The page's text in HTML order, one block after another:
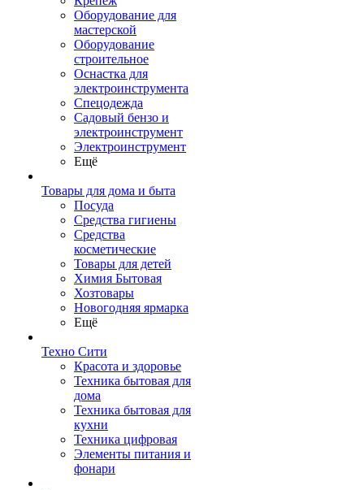
Оборудование для
мастерской
Оборудование
строительное
Оснастка для
электроинструмента
Спецодежда
Садовый бензо и
электроинструмент
Электроинструмент
Ещё
Товары для дома и быта
Посуда
Средства гигиены
Средства
косметические
Товары для детей
Химия Бытовая
Хозтовары
Новогодняя ярмарка
Ещё
Техно Сити
Красота и здоровье
Техника бытовая для
дома
Техника бытовая для
кухни
Техника цифровая
Элементы питания и
фонари